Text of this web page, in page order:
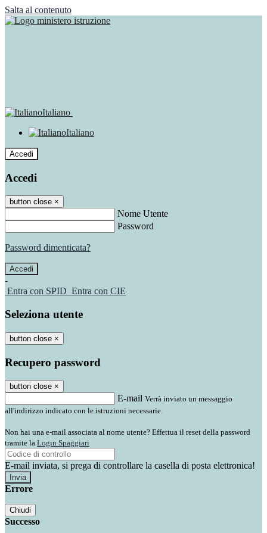
Salta al contenuto
Italiano
Italiano
Accedi
Accedi
button close ×
Nome Utente
Password
Password dimenticata?
-
Entra con SPID Entra con CIE
Seleziona utente
button close ×
Recupero password
button close ×
E-mail Verrà inviato un messaggio
all'indirizzo indicato con le istruzioni necessarie.
Non hai una e-mail associata al nome utente? Effettua il reset della password
tramite la Login Spaggiari
E-mail inviata, si prega di controllare la casella di posta elettronica!
Errore
Chiudi
Successo